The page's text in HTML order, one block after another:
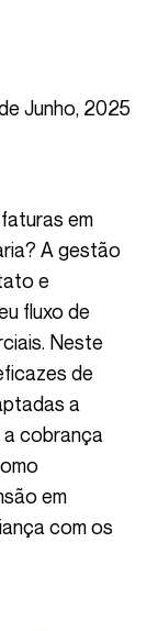
Junho, 2025
A gestão
e
fluxo de
Neste
de
a
cobrança
em
com os